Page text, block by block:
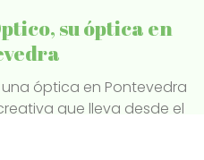
su óptica en
óptica en Pontevedra
que lleva desde el